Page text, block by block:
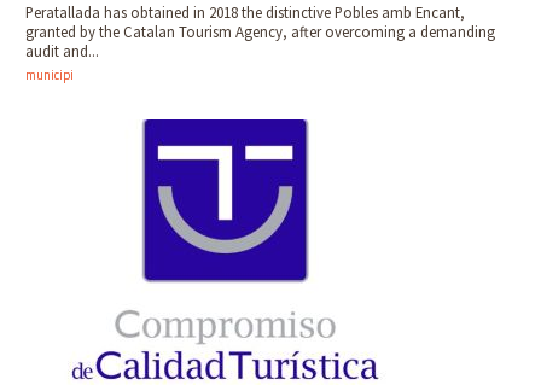
Peratallada has obtained in 2018 the distinctive Pobles amb Encant,
granted by the Catalan Tourism Agency, after overcoming a demanding
audit and...
municipi